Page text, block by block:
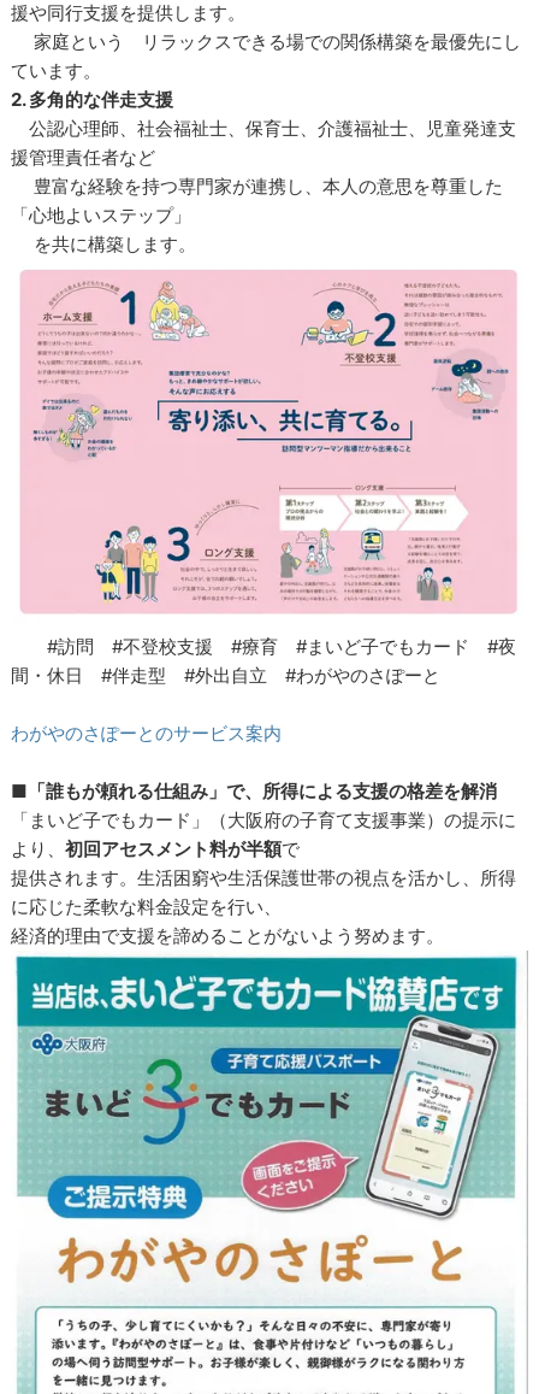
援や同行支援を提供します。
家庭という リラックスできる場での関係構築を最優先にし
ています。
2. 多角的な伴走支援
公認心理師、社会福祉士、保育士、介護福祉士、児童発達支
援管理責任者など
豊富な経験を持つ専門家が連携し、本人の意思を尊重した
「心地よいステップ」
を共に構築します。
#訪問 #不登校支援 #療育 #まいど子でもカード #夜
間・休日 #伴走型 #外出自立 #わがやのさぽーと
わがやのさぽーとのサービス案内
■「誰もが頼れる仕組み」で、所得による支援の格差を解消
「まいど子でもカード」（大阪府の子育て支援事業）の提示に
より、初回アセスメント料が半額で
提供されます。生活困窮や生活保護世帯の視点を活かし、所得
に応じた柔軟な料金設定を行い、
経済的理由で支援を諦めることがないよう努めます。